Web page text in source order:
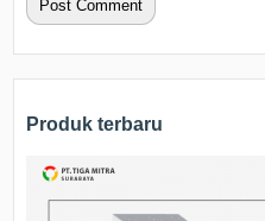
Produk terbaru